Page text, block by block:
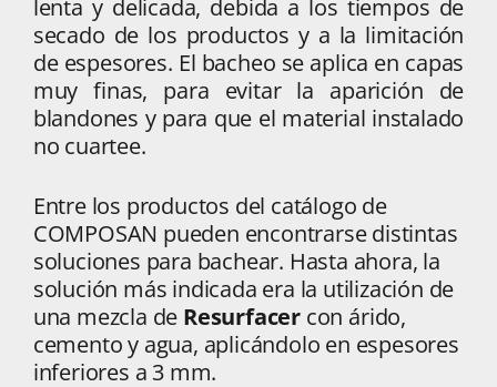
lenta y delicada, debida a los tiempos de
secado de los productos y a la limitación
de espesores. El bacheo se aplica en capas
muy finas, para evitar la aparición de
blandones y para que el material instalado
no cuartee.
Entre los productos del catálogo de
COMPOSAN pueden encontrarse distintas
soluciones para bachear. Hasta ahora, la
solución más indicada era la utilización de
una mezcla de Resurfacer con árido,
cemento y agua, aplicándolo en espesores
inferiores a 3 mm.